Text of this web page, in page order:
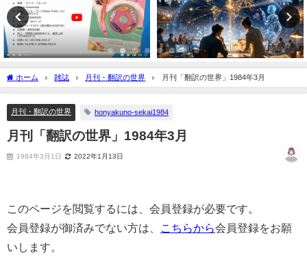
ホーム 雑誌 月刊・翻訳の世界 月刊「翻訳の世界」1984年3月
月刊・翻訳の世界 honyakuno-sekai1984
月刊「翻訳の世界」1984年3月
1984年3月1日 2022年1月13日
このページを閲覧するには、会員登録が必要です。
会員登録が御済みでない方は、
こちらから会員登録をお願
いします。